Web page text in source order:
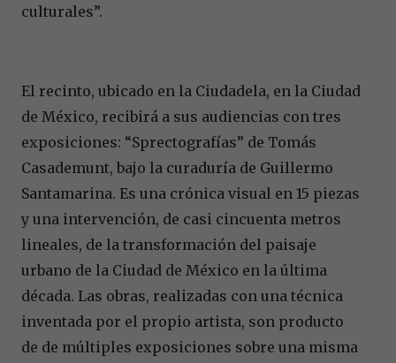
culturales”.
El recinto, ubicado en la Ciudadela, en la Ciudad
de México, recibirá a sus audiencias con tres
exposiciones: “Sprectografías” de Tomás
Casademunt, bajo la curaduría de Guillermo
Santamarina. Es una crónica visual en 15 piezas
y una intervención, de casi cincuenta metros
lineales, de la transformación del paisaje
urbano de la Ciudad de México en la última
década. Las obras, realizadas con una técnica
inventada por el propio artista, son producto
de de múltiples exposiciones sobre una misma